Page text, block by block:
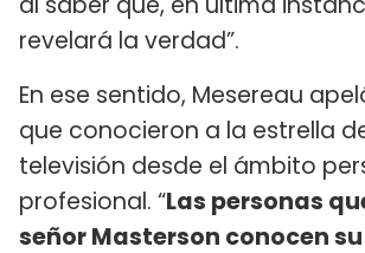
revelará la verdad”.
En ese sentido, Mesereau
que conocieron a la estrella
televisión desde el ámbito
profesional. “Las personas
señor Masterson conocen